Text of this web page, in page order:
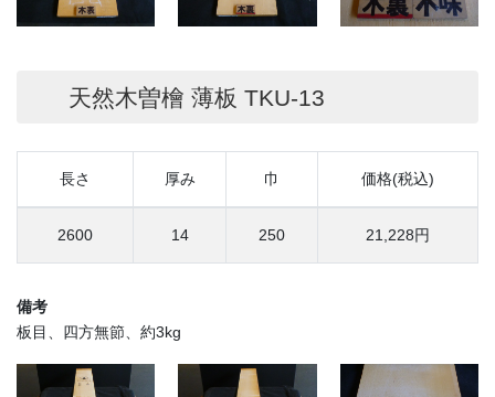
天然木曽檜 薄板 TKU-13
長さ 厚み 巾 価格(税込)
2600 14 250 21,228円
備考
板目、四方無節、約3kg